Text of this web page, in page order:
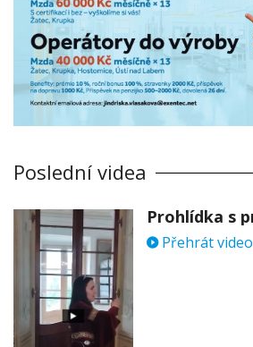
Poslední videa
Přehrát video